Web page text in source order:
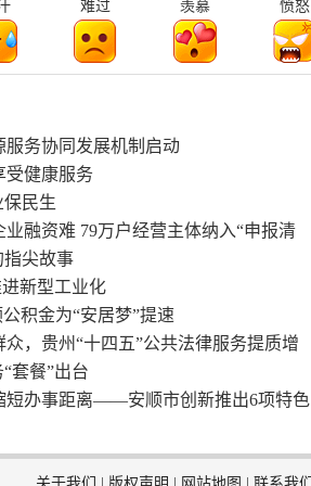
难过 羡慕 愤怒
服务协同发展机制启动
受健康服务
保民生
融资难 79万户经营主体纳入“申报清
指尖故事
进新型工业化
积金为“安居梦”提速
众，贵州“十四五”公共法律服务提质增
套餐”出台
短办事距离——安顺市创新推出6项特色